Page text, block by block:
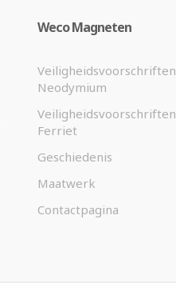
Weco Magneten
Veiligheidsvoorschriften
Neodymium
Veiligheidsvoorschriften
Ferriet
Geschiedenis
Maatwerk
Contactpagina